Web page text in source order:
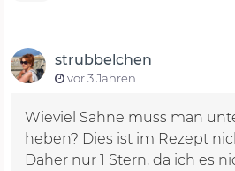
strubbelchen
vor 3 Jahren
Wieviel Sahne muss man
heben? Dies ist im Rezept
Daher nur 1 Stern, da ich es